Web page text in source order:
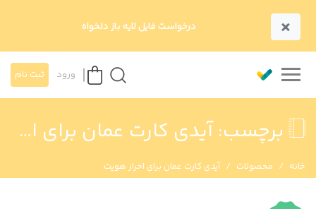
× درخواست فایل لایه باز دلخواه
ورود ثبت نام
برچسب:آیدی کارت عمان برای احراز هویت
خانه محصولات آیدی کارت عمان برای احراز هویت